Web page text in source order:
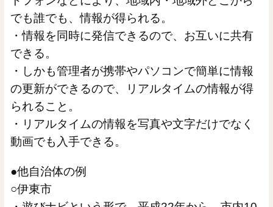
でも誰でも、情報が得られる。
・情報を同時に発信できるので、お互いに共有
できる。
・しかも管理者が携帯やパソコンで簡単に情報
の更新ができるので、リアルタイムの情報が得
られること。
・リアルタイムの情報を写真や文字だけでなく
動画でも入手できる。
●他自治体の例
○伊東市